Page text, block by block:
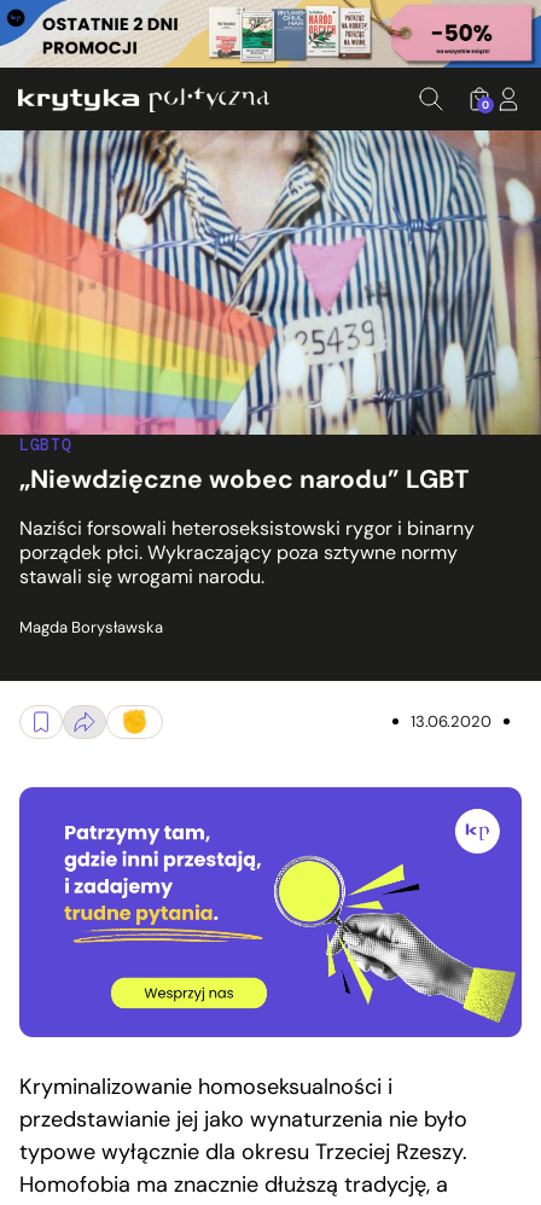
0
LGBTQ
„Niewdzięczne wobec narodu” LGBT
Naziści forsowali heteroseksistowski rygor i binarny
porządek płci. Wykraczający poza sztywne normy
stawali się wrogami narodu.
Magda Borysławska
13.06.2020
Kryminalizowanie homoseksualności i
przedstawianie jej jako wynaturzenia nie było
typowe wyłącznie dla okresu Trzeciej Rzeszy.
Homofobia ma znacznie dłuższą tradycję, a